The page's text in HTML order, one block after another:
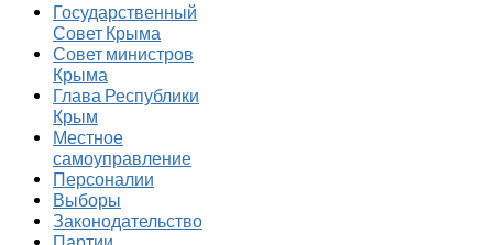
Государственный
Совет Крыма
Совет министров
Крыма
Глава Республики
Крым
Местное
самоуправление
Персоналии
Выборы
Законодательство